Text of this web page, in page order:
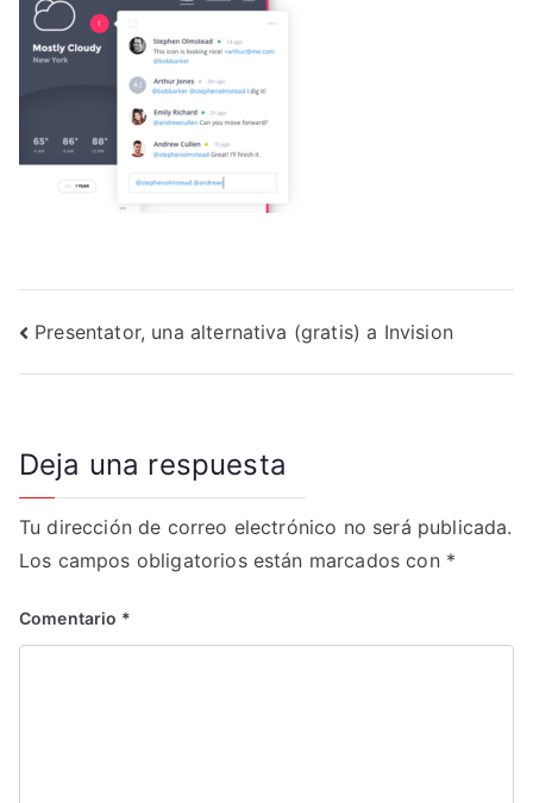
Navegación
de
Presentator, una alternativa (gratis) a Invision
Deja una respuesta
Tu dirección de correo electrónico no será publicada.
Los campos obligatorios están marcados con *
Comentario *